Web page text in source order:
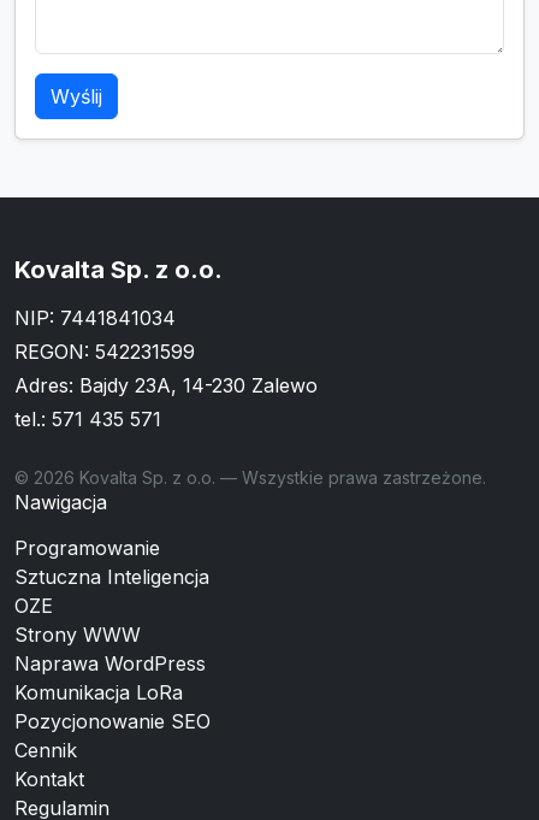
Wyślij
Kovalta Sp. z o.o.
NIP: 7441841034
REGON: 542231599
Adres: Bajdy 23A, 14-230 Zalewo
tel.: 571 435 571
© 2026 Kovalta Sp. z o.o. — Wszystkie prawa zastrzeżone.
Nawigacja
Programowanie
Sztuczna Inteligencja
OZE
Strony WWW
Naprawa WordPress
Komunikacja LoRa
Pozycjonowanie SEO
Cennik
Kontakt
Regulamin